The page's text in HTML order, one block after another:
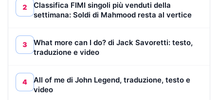
2
Classifica FIMI singoli più venduti della
settimana: Soldi di Mahmood resta al vertice
3
What more can I do? di Jack Savoretti: testo,
traduzione e video
4
All of me di John Legend, traduzione, testo e
video